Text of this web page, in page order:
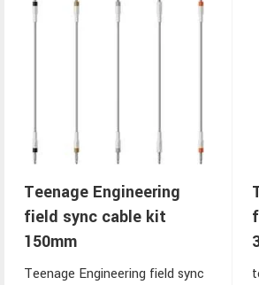
Teenage Engineering
field sync cable kit
150mm
Teenage Engineering field sync